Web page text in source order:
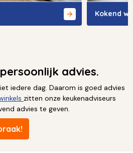
Kokend
advies.
iedere dag. Daarom is goed advies
zitten onze keukenadviseurs
advies te geven.